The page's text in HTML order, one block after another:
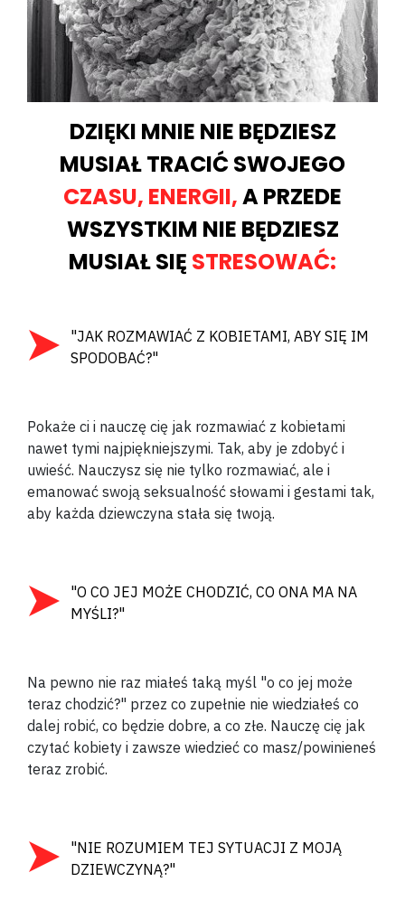
DZIĘKI MNIE NIE BĘDZIESZ
MUSIAŁ TRACIĆ SWOJEGO
CZASU, ENERGII,A PRZEDE
WSZYSTKIM NIE BĘDZIESZ
MUSIAŁ SIĘ STRESOWAĆ:
"JAK ROZMAWIAĆ Z KOBIETAMI, ABY SIĘ IM
SPODOBAĆ?"
Pokaże ci i nauczę cię jak rozmawiać z kobietami
nawet tymi najpiękniejszymi. Tak, aby je zdobyć i
uwieść. Nauczysz się nie tylko rozmawiać, ale i
emanować swoją seksualność słowami i gestami tak,
aby każda dziewczyna stała się twoją.
"O CO JEJ MOŻE CHODZIĆ, CO ONA MA NA
MYŚLI?"
Na pewno nie raz miałeś taką myśl "o co jej może
teraz chodzić?" przez co zupełnie nie wiedziałeś co
dalej robić, co będzie dobre, a co złe. Nauczę cię jak
czytać kobiety i zawsze wiedzieć co masz/powinieneś
teraz zrobić.
"NIE ROZUMIEM TEJ SYTUACJI Z MOJĄ
DZIEWCZYNĄ?"